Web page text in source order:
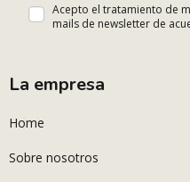
Acepto el tratamiento de
mails de newsletter de
La empresa
Home
Sobre nosotros